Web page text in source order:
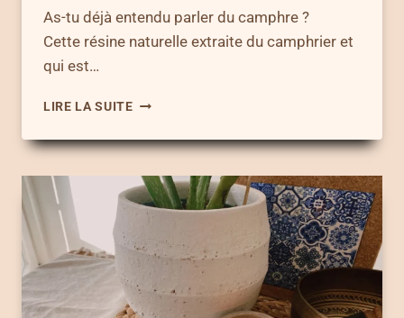
As-tu déjà entendu parler du camphre ?
Cette résine naturelle extraite du camphrier et
qui est…
LIRE LA SUITEVERTUS
DU
–
FAIS
ENTRER
LA
MAGIE
DANS
TON
INTÉRIEUR